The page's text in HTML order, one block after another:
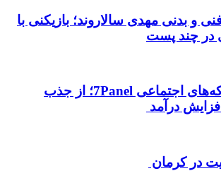
و بدنی مهدی سالاروند؛ بازیکنی با
در چند پست
خدمات شبکه‌های اجتماعی 7Panel؛ از جذب
درآمد
در کرمان